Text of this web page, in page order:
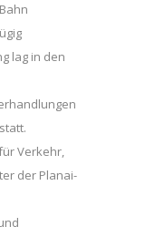
lag in den
Verkehr,
der Planai-